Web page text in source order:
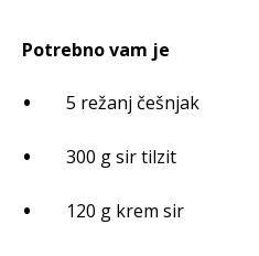
Potrebno vam je
5 režanj češnjak
300 g sir tilzit
120 g krem sir